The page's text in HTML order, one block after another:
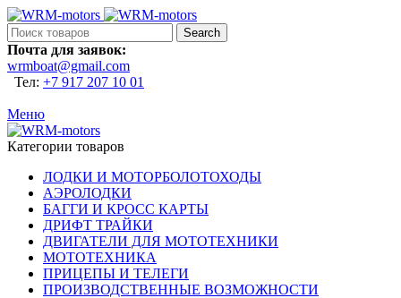
Search
Почта для заявок:
wrmboat@gmail.com
Тел: +7 917 207 10 01
Меню
Категории товаров
ЛОДКИ И МОТОРБОЛОТОХОДЫ
АЭРОЛОДКИ
БАГГИ И КРОСС КАРТЫ
ДРИФТ ТРАЙКИ
ДВИГАТЕЛИ ДЛЯ МОТОТЕХНИКИ
МОТОТЕХНИКА
ПРИЦЕПЫ И ТЕЛЕГИ
ПРОИЗВОДСТВЕННЫЕ ВОЗМОЖНОСТИ